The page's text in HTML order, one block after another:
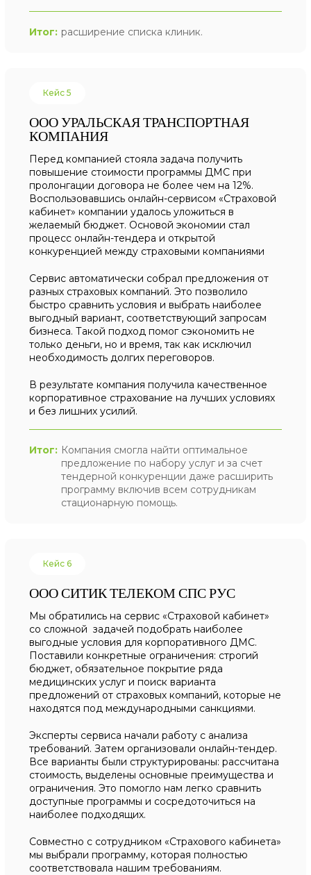
Итог: расширение списка клиник.
Кейс 5
ООО УРАЛЬСКАЯ ТРАНСПОРТНАЯ
КОМПАНИЯ
Перед компанией стояла задача получить
повышение стоимости программы ДМС при
пролонгации договора не более чем на 12%.
Воспользовавшись онлайн-сервисом «Страховой
кабинет» компании удалось уложиться в
желаемый бюджет. Основой экономии стал
процесс онлайн-тендера и открытой
конкуренцией между страховыми компаниями
Сервис автоматически собрал предложения от
разных страховых компаний. Это позволило
быстро сравнить условия и выбрать наиболее
выгодный вариант, соответствующий запросам
бизнеса. Такой подход помог сэкономить не
только деньги, но и время, так как исключил
необходимость долгих переговоров.
В результате компания получила качественное
корпоративное страхование на лучших условиях
и без лишних усилий.
Итог: Компания смогла найти оптимальное
предложение по набору услуг и за счет
тендерной конкуренции даже расширить
программу включив всем сотрудникам
стационарную помощь.
Кейс 6
ООО СИТИК ТЕЛЕКОМ СПС РУС
Мы обратились на сервис «Страховой кабинет»
со сложной задачей подобрать наиболее
выгодные условия для корпоративного ДМС.
Поставили конкретные ограничения: строгий
бюджет, обязательное покрытие ряда
медицинских услуг и поиск варианта
предложений от страховых компаний, которые не
находятся под международными санкциями.
Эксперты сервиса начали работу с анализа
требований. Затем организовали онлайн-тендер.
Все варианты были структурированы: рассчитана
стоимость, выделены основные преимущества и
ограничения. Это помогло нам легко сравнить
доступные программы и сосредоточиться на
наиболее подходящих.
Совместно с сотрудником «Страхового кабинета»
мы выбрали программу, которая полностью
соответствовала нашим требованиям.